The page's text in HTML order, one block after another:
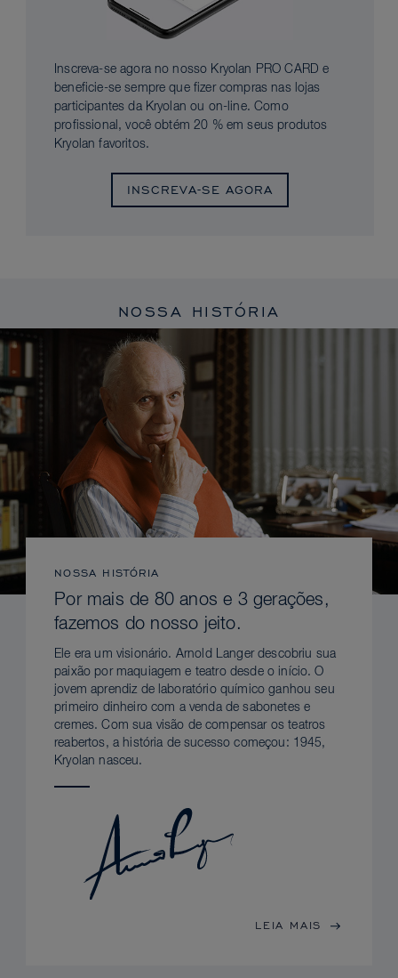
Inscreva-se agora no nosso Kryolan PRO CARD e
beneficie-se sempre que fizer compras nas lojas
participantes da Kryolan ou on-line. Como
profissional, você obtém 20 % em seus produtos
Kryolan favoritos.
INSCREVA-SE AGORA
NOSSA HISTÓRIA
NOSSA HISTÓRIA
Por mais de 80 anos e 3 gerações,
fazemos do nosso jeito.
Ele era um visionário. Arnold Langer descobriu sua
paixão por maquiagem e teatro desde o início. O
jovem aprendiz de laboratório químico ganhou seu
primeiro dinheiro com a venda de sabonetes e
cremes. Com sua visão de compensar os teatros
reabertos, a história de sucesso começou: 1945,
Kryolan nasceu.
LEIA MAIS